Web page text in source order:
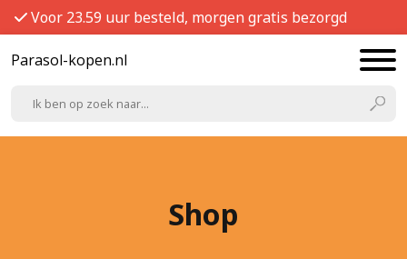
Voor 23.59 uur besteld, morgen gratis bezorgd
Parasol-kopen.nl
Shop